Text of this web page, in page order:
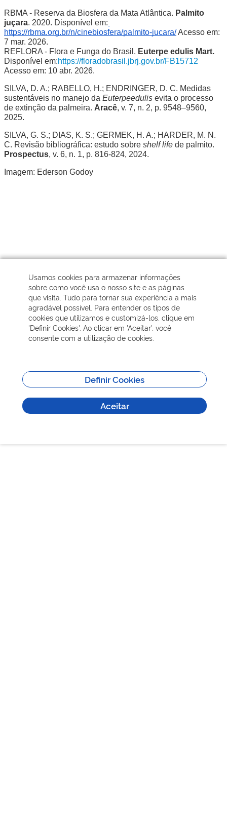
RBMA - Reserva da Biosfera da Mata Atlântica. Palmito
juçara. 2020. Disponível em:
https://rbma.org.br/n/cinebiosfera/palmito-jucara/ Acesso em:
7 mar. 2026.
REFLORA - Flora e Funga do Brasil. Euterpe edulis Mart.
Disponível em:https://floradobrasil.jbrj.gov.br/FB15712
Acesso em: 10 abr. 2026.
SILVA, D. A.; RABELLO, H.; ENDRINGER, D. C. Medidas
sustentáveis no manejo da Euterpeedulis evita o processo
de extinção da palmeira. Aracê, v. 7, n. 2, p. 9548–9560,
2025.
SILVA, G. S.; DIAS, K. S.; GERMEK, H. A.; HARDER, M. N.
C. Revisão bibliográfica: estudo sobre shelf life
Prospectus, v. 6, n. 1, p. 816-824, 2024.
Imagem: Ederson Godoy
Fernanda Cristina Ferreira |Sobre a FJBPC
Jardim Botânico
Poços de Caldas
Usamos cookies para armazenar informações
sobre como você usa o nosso site e as páginas
que visita. Tudo para tornar sua experiência a mais
agradável possível. Para entender os tipos de
cookies que utilizamos e customizá-los, clique em
'Definir Cookies'. Ao clicar em 'Aceitar', você
consente com a utilização de cookies.
Definir Cookies
Aceitar